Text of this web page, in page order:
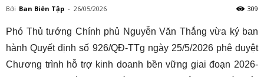
Bởi Ban Biên Tập - 26/05/2026 309
Phó Thủ tướng Chính phủ Nguyễn Văn Thắng vừa ký ban
hành Quyết định số 926/QĐ-TTg ngày 25/5/2026 phê duyệt
Chương trình hỗ trợ kinh doanh bền vững giai đoạn 2026-